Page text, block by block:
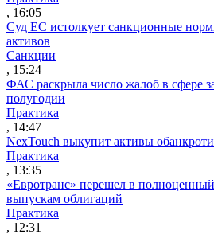
, 16:05
Суд ЕС истолкует санкционные
активов
Санкции
, 15:24
ФАС раскрыла число жалоб в сфере
полугодии
Практика
, 14:47
NexTouch выкупит активы
Практика
, 13:35
«Евротранс» перешел в
выпускам облигаций
Практика
, 12:31